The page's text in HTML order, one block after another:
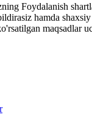
Foydalanish
hamda
maqsadlar